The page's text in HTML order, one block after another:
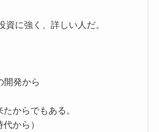
に強く、詳しい人だ。
開発から
からでもある。
から）